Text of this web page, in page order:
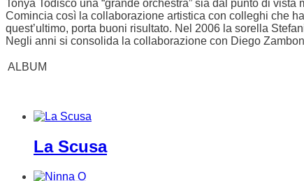
Tonya Todisco una “grande orchestra” sia dal punto di vista
Comincia così la collaborazione artistica con colleghi che
quest’ultimo, porta buoni risultato. Nel 2006 la sorella
Negli anni si consolida la collaborazione con Diego
ALBUM
La Scusa